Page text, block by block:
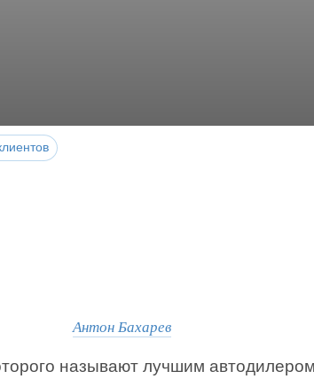
Антон Бахарев
называют лучшим автодилером